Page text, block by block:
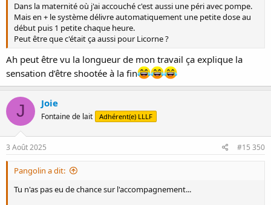
Dans la maternité où j'ai accouché c'est aussi une péri avec pompe.
Mais en + le système délivre automatiquement une petite dose au
début puis 1 petite chaque heure.
Peut être que c'était ça aussi pour Licorne ?
Ah peut être vu la longueur de mon travail ça explique la
sensation d’être shootée à la fin
J Joie
Fontaine de lait Adhérent(e) LLLF
3 Août 2025 #15 350
Pangolin a dit:
Tu n'as pas eu de chance sur l'accompagnement...